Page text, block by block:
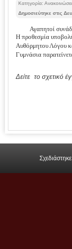
Κατηγορία:
Δημοσιεύτηκε στις
Αγαπητοί
Η προθεσμία
Αυθόρμητου Λόγου
Γυμνάσια
Δείτε το σχετικό